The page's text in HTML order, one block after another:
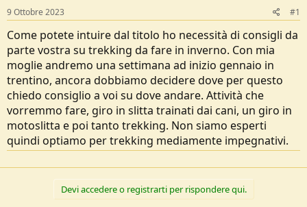
D
i
s
u
s
s
i
o
n
e
z
i
o
9 Ottobre 2023 #1
Come potete intuire dal titolo ho necessità di consigli da
parte vostra su trekking da fare in inverno. Con mia
moglie andremo una settimana ad inizio gennaio in
trentino, ancora dobbiamo decidere dove per questo
chiedo consiglio a voi su dove andare. Attività che
vorremmo fare, giro in slitta trainati dai cani, un giro in
motoslitta e poi tanto trekking. Non siamo esperti
quindi optiamo per trekking mediamente impegnativi.
Devi accedere o registrarti per rispondere qui.